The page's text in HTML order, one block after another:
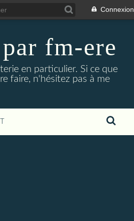
Connexion
fm-ere
en particulier. Si ce que
faire, n'hésitez pas à me